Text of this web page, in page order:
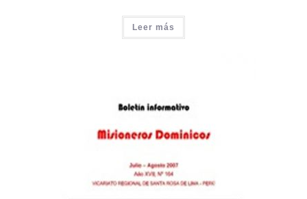
Leer más